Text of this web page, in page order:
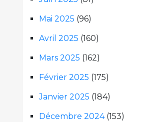
Mai 2025 (96)
Avril 2025 (160)
Mars 2025 (162)
Février 2025 (175)
Janvier 2025 (184)
Décembre 2024(153)